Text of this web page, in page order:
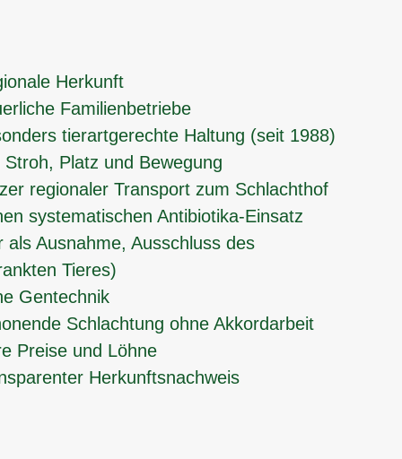
Herkunft
Familienbetriebe
tierartgerechte Haltung (seit 1988)
Stroh, Platz und Bewegung
regionaler Transport zum Schlachthof
systematischen Antibiotika-Einsatz
als Ausnahme, Ausschluss des
Tieres)
Gentechnik
Schlachtung ohne Akkordarbeit
Preise und Löhne
Herkunftsnachweis